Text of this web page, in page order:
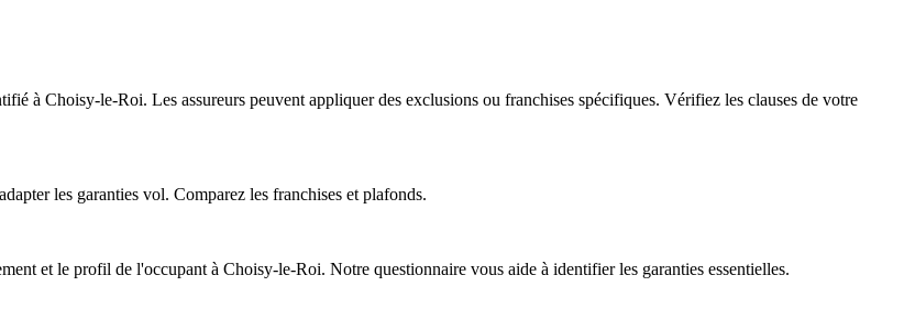
à Choisy-le-Roi. Les assureurs peuvent appliquer des exclusions ou franchises spécifiques. Vérifiez les clauses de votre
les garanties vol. Comparez les franchises et plafonds.
et le profil de l'occupant à Choisy-le-Roi. Notre questionnaire vous aide à identifier les garanties essentielles.